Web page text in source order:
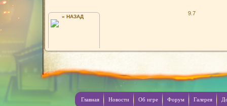
9.7
« НАЗАД
MALLYNKA
Главная Новости Об игре Форум Галерея